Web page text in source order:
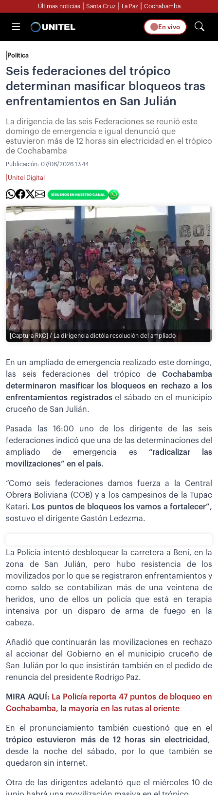
Últimas noticias Santa Cruz La Paz Cochabamba
En vivo
Política
Seis federaciones del trópico
determinan masificar bloqueos tras
enfrentamientos en San Julián
La dirigencia de las seis Federaciones se reunió este
domingo de emergencia e igual denunció que
estuvieron más de 12 horas sin electricidad en el trópico
de Cochabamba
Publicación: 07/06/2026 17:44
Unitel Digital
[Captura RKC] / La dirigencia dictóla resolución del ampliado
En un ampliado de emergencia realizado este domingo,
las seis federaciones del trópico de Cochabamba
determinaron masificar los bloqueos en rechazo a los
enfrentamientos registradosel sábado en el municipio
cruceño de San Julián.
Pasada las 16:00 uno de los dirigente de las seis
federaciones indicó que una de las determinaciones del
ampliado de emergencia es “radicalizar las
movilizaciones” en el país.
“Como seis federaciones damos fuerza a la Central
Obrera Boliviana (COB) y a los campesinos de la Tupac
Katari. Los puntos de bloqueos los vamos a fortalecer”,
sostuvo el dirigente Gastón Ledezma.
La Policía intentó desbloquear la carretera a Beni, en la
zona de San Julián, pero hubo resistencia de los
movilizados por lo que se registraron enfrentamientos y
como saldo se contabilizan más de una veintena de
heridos, uno de ellos un policía que está en terapia
intensiva por un disparo de arma de fuego en la
cabeza.
Añadió que continuarán las movilizaciones en rechazo
al accionar del Gobierno en el municipio cruceño de
San Julián por lo que insistirán también en el pedido de
renuncia del presidente Rodrigo Paz.
MIRA AQUÍ: La Policía reporta 47 puntos de bloqueo en
Cochabamba, la mayoría en las rutas al oriente
En el pronunciamiento también cuestionó que en el
trópico estuvieron más de 12 horas sin electricidad ,
desde la noche del sábado, por lo que también se
quedaron sin internet.
Otra de las dirigentes adelantó que el miércoles 10 de